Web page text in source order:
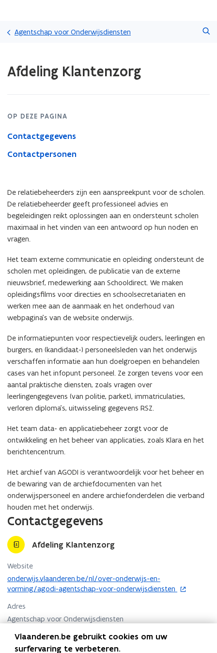
en
naar
gaan
Agentschap voor Onderwijsdiensten
met
laden.
op:
Klantenzorg
Afdeling Klantenzorg
OP DEZE PAGINA
Contactgegevens
Contactpersonen
De relatiebeheerders zijn een aanspreekpunt voor de scholen.
De relatiebeheerder geeft professioneel advies en
begeleidingen reikt oplossingen aan en ondersteunt scholen
maximaal in het vinden van een antwoord op hun noden en
vragen.
Het team externe communicatie en opleiding ondersteunt de
scholen met opleidingen, de publicatie van de externe
nieuwsbrief, medewerking aan Schooldirect. We maken
opleidingsfilms voor directies en schoolsecretariaten en
werken mee aan de aanmaak en het onderhoud van
webpagina’s van de website onderwijs.
De informatiepunten voor respectievelijk ouders, leerlingen en
burgers, en (kandidaat-) personeelsleden van het onderwijs
verschaffen informatie aan hun doelgroepen en behandelen
cases van het infopunt personeel. Ze zorgen tevens voor een
aantal praktische diensten, zoals vragen over
leerlingengegevens (van politie, parket), immatriculaties,
verloren diploma’s, uitwisseling gegevens RSZ.
Het team data- en applicatiebeheer zorgt voor de
ontwikkeling en het beheer van applicaties, zoals Klara en het
berichtencentrum.
Het archief van AGODI is verantwoordelijk voor het beheer en
de bewaring van de archiefdocumenten van het
onderwijspersoneel en andere archiefonderdelen die verband
houden met het onderwijs.
Contactgegevens
Afdeling Klantenzorg
Website
onderwijs.vlaanderen.be/nl/over-onderwijs-en-
vorming/agodi-agentschap-voor-onderwijsdiensten
o
p
n
t
Adres
Agentschap voor Onderwijsdiensten
Consciencegebouw
Vlaanderen.be gebruikt cookies om uw
surfervaring te verbeteren.